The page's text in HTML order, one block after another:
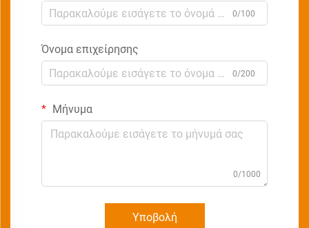
0/100
Όνομα επιχείρησης
0/200
Μήνυμα
0/1000
Υποβολή